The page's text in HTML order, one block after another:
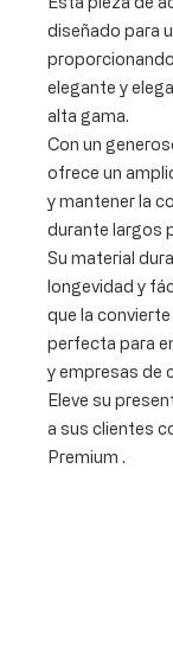
diseñado para
elegante y
alta gama.
Con un
ofrece un
y mantener la
durante largos
Su material
longevidad y
que la
perfecta para
y empresas de
Eleve su
a sus clientes
Premium .